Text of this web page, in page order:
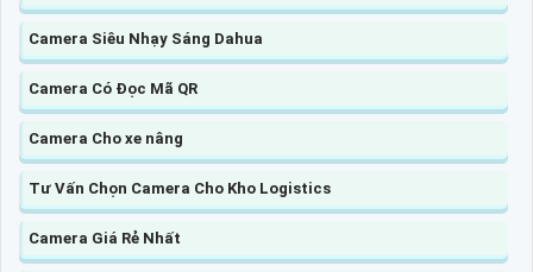
Camera Siêu Nhạy Sáng Dahua
Camera Có Đọc Mã QR
Camera Cho xe nâng
Tư Vấn Chọn Camera Cho Kho Logistics
Camera Giá Rẻ Nhất